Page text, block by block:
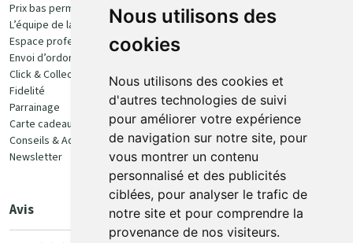
Nous utilisons des
cookies
Nous utilisons des cookies et
d'autres technologies de suivi
pour améliorer votre expérience
de navigation sur notre site, pour
vous montrer un contenu
personnalisé et des publicités
ciblées, pour analyser le trafic de
notre site et pour comprendre la
provenance de nos visiteurs.
Prix bas permanent
L’équipe de la pharmacie
Espace professionnel
Envoi d’ordonnance
Click & Collect
Fidelité
Parrainage
Carte cadeau
Conseils & Actualités
Newsletter
Avis
100% sécurisé
Retrait et livraison
Retrait en Click & Collect
Livraison à domicile
Livraison en Point Relais